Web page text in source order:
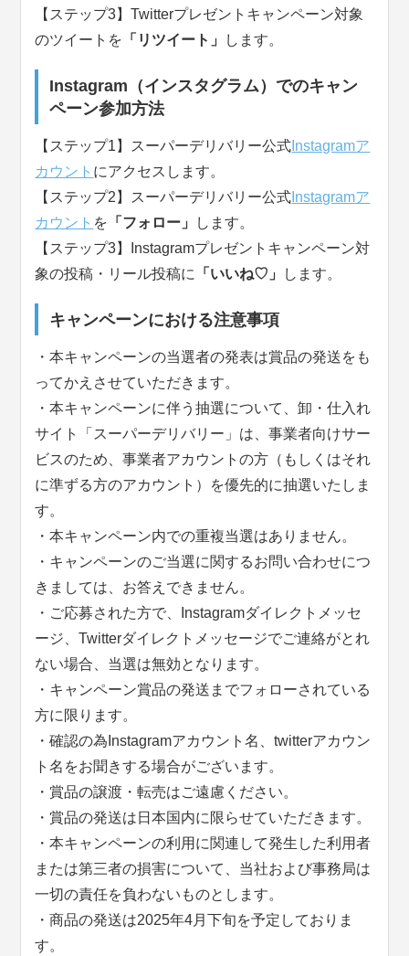
【ステップ3】Twitterプレゼントキャンペーン対象
のツイートを 「リツイート」 します。
Instagram（インスタグラム）でのキャン
ペーン参加方法
【ステップ1】スーパーデリバリー公式 Instagramア
カウント にアクセスします。
【ステップ2】スーパーデリバリー公式 Instagramア
カウント を 「フォロー」
します。
【ステップ3】Instagramプレゼントキャンペーン対
象の投稿・リール投稿に
「いいね♡」 します。
キャンペーンにおける注意事項
・本キャンペーンの当選者の発表は賞品の発送をも
ってかえさせていただきます。
・本キャンペーンに伴う抽選について、卸・仕入れ
サイト「スーパーデリバリー」は、事業者向けサー
ビスのため、事業者アカウントの方（もしくはそれ
に準ずる方のアカウント）を優先的に抽選いたしま
す。
・本キャンペーン内での重複当選はありません。
・キャンペーンのご当選に関するお問い合わせにつ
きましては、お答えできません。
・ご応募された方で、Instagramダイレクトメッセ
ージ、Twitterダイレクトメッセージでご連絡がとれ
ない場合、当選は無効となります。
・キャンペーン賞品の発送までフォローされている
方に限ります。
・確認の為Instagramアカウント名、twitterアカウン
ト名をお聞きする場合がございます。
・賞品の譲渡・転売はご遠慮ください。
・賞品の発送は日本国内に限らせていただきます。
・本キャンペーンの利用に関連して発生した利用者
または第三者の損害について、当社および事務局は
一切の責任を負わないものとします。
・商品の発送は2025年4月下旬を予定しておりま
す。